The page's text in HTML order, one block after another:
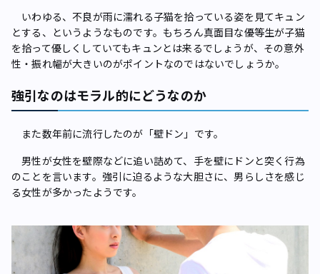
いわゆる、不良が雨に濡れる子猫を拾っている姿を見てキュン
とする、というようなものです。もちろん真面目な優等生が子猫
を拾って優しくしていてもキュンとは来るでしょうが、その意外
性・振れ幅が大きいのがポイントなのではないでしょうか。
強引なのはモラル的にどうなのか
また数年前に流行したのが「壁ドン」です。
男性が女性を壁際などに追い詰めて、手を壁にドンと突く行為
のことを言います。強引に迫るような大胆さに、男らしさを感じ
る女性が多かったようです。